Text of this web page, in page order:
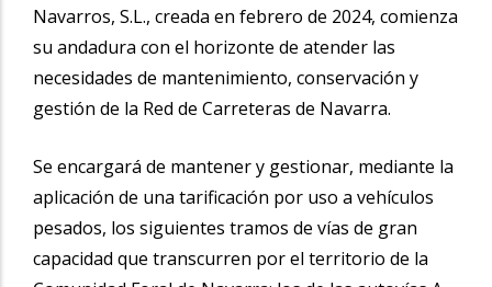
Navarros, S.L., creada en febrero de 2024, comienza
su andadura con el horizonte de atender las
necesidades de mantenimiento, conservación y
gestión de la Red de Carreteras de Navarra.
Se encargará de mantener y gestionar, mediante la
aplicación de una tarificación por uso a vehículos
pesados, los siguientes tramos de vías de gran
capacidad que transcurren por el territorio de la